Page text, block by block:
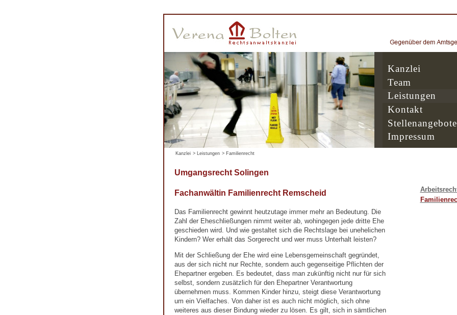
Kanzlei
Team
Leistungen
Kontakt
Stellenangebote
Impressum
Kanzlei > Leistungen > Familienrecht
Umgangsrecht Solingen
Fachanwältin Familienrecht Remscheid
Das Familienrecht gewinnt heutzutage immer mehr an Bedeutung. Die
Zahl der Eheschließungen nimmt weiter ab, wohingegen jede dritte Ehe
geschieden wird. Und wie gestaltet sich die Rechtslage bei unehelichen
Kindern? Wer erhält das Sorgerecht und wer muss Unterhalt leisten?
Mit der Schließung der Ehe wird eine Lebensgemeinschaft gegründet,
aus der sich nicht nur Rechte, sondern auch gegenseitige Pflichten der
Ehepartner ergeben. Es bedeutet, dass man zukünftig nicht nur für sich
selbst, sondern zusätzlich für den Ehepartner Verantwortung
übernehmen muss. Kommen Kinder hinzu, steigt diese Verantwortung
um ein Vielfaches. Von daher ist es auch nicht möglich, sich ohne
weiteres aus dieser Bindung wieder zu lösen. Es gilt, sich in sämtlichen